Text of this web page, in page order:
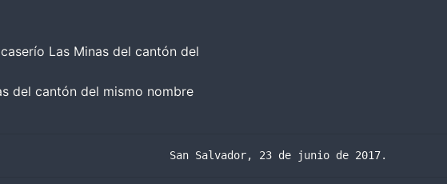
Las Minas del cantón del
del cantón del mismo nombre
San Salvador, 23 de junio de 2017.